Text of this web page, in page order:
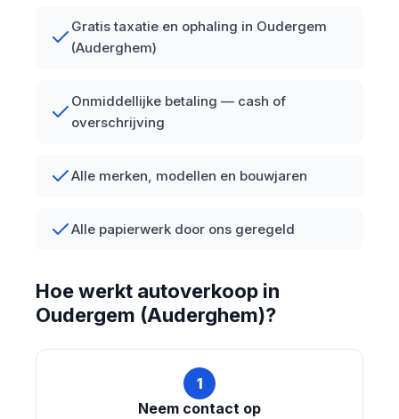
Gratis taxatie en ophaling in Oudergem
(Auderghem)
Onmiddellijke betaling — cash of
overschrijving
Alle merken, modellen en bouwjaren
Alle papierwerk door ons geregeld
Hoe werkt autoverkoop in
Oudergem (Auderghem)?
1
Neem contact op